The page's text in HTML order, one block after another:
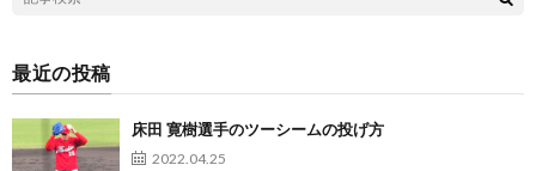
最近の投稿
床田 寛樹選手のツーシームの投げ方
2022.04.25